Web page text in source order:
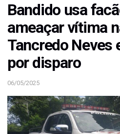
Bandido usa
ameaçar vítima
Tancredo Neves
por disparo
06/05/2025